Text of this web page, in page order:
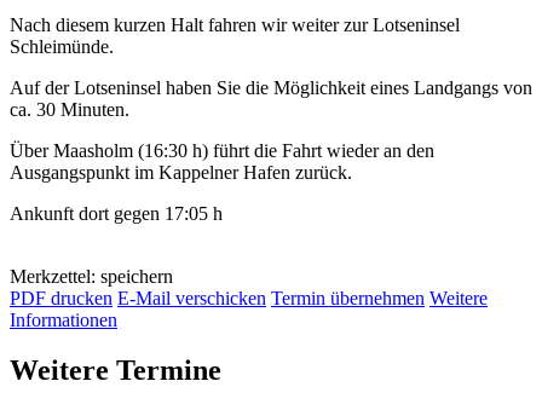
Nach diesem kurzen Halt fahren wir weiter zur Lotseninsel
Schleimünde.
Auf der Lotseninsel haben Sie die Möglichkeit eines Landgangs von
ca. 30 Minuten.
Über Maasholm (16:30 h) führt die Fahrt wieder an den
Ausgangspunkt im Kappelner Hafen zurück.
Ankunft dort gegen 17:05 h
Merkzettel: speichern
PDF drucken E-Mail verschicken Termin übernehmen Weitere
Informationen
Weitere Termine